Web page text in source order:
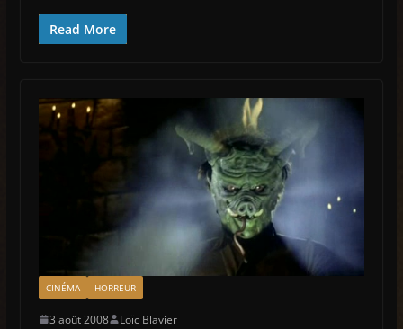
Read More
CINÉMA HORREUR
3 août 2008
Loïc Blavier